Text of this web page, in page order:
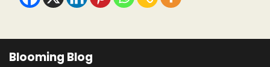
Blooming Blog